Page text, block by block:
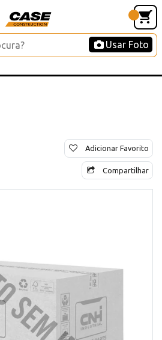
Usar Foto
Adicionar Favorito
Compartilhar